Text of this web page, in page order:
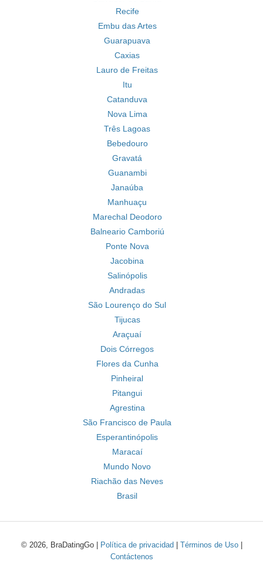
Recife
Embu das Artes
Guarapuava
Caxias
Lauro de Freitas
Itu
Catanduva
Nova Lima
Três Lagoas
Bebedouro
Gravatá
Guanambi
Janaúba
Manhuaçu
Marechal Deodoro
Balneario Camboriú
Ponte Nova
Jacobina
Salinópolis
Andradas
São Lourenço do Sul
Tijucas
Araçuaí
Dois Córregos
Flores da Cunha
Pinheiral
Pitangui
Agrestina
São Francisco de Paula
Esperantinópolis
Maracaí
Mundo Novo
Riachão das Neves
Brasil
© 2026, BraDatingGo | Política de privacidad Términos de Uso|
Contáctenos